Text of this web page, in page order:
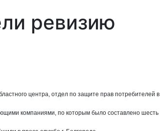
ревизию
центра, отдел по защите прав потребителей в
компаниями, по которым было составлено шесть